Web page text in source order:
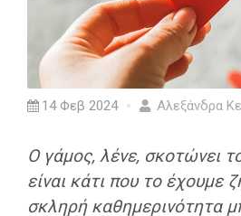
14 Φεβ 2024 Αλεξάνδρα
Ο γάμος, λένε, σκοτώνει
είναι κάτι που το έχουμε
σκληρή καθημερινότητα